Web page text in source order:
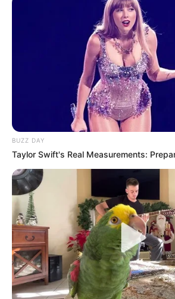
Kinderausflugszielen in
Freizeitparks,Bademöglichkeiten
schönsten Ausflugsziele und
allen Generationen
Die Auflistung von Kletterparks ist
können Kletterparks auch eingetragen
vorher bitte auf derDeutschlandkarte
Bundesland und den passenden
passende kreisfreie Stadt auswählen.
Selbstverständlich können
Mailfür den Eintrag vorgeschlagen
Deutschlandweit Veranstaltung
eintragen:
BUZZ DAY
Taylor Swift's Real Measurements: